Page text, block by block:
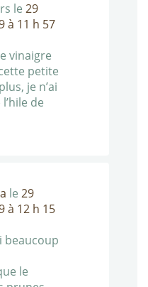
le 29
à 11 h 57
vinaigre
petite
je n’ai
de
le 29
à 12 h 15
beaucoup
le